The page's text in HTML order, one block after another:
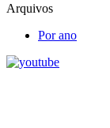
Arquivos
Por ano